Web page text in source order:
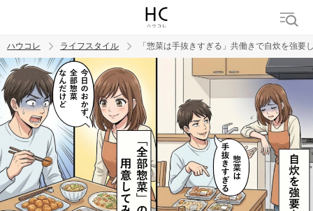
トレンド ワード
ハウコレ ライフスタイル 「惣菜は手抜きすぎる」共働きで自炊を強